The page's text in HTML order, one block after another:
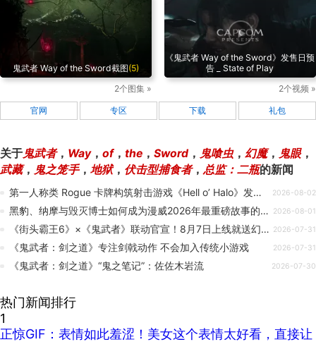
鬼武者 Way of the Sword截图(5)
2个图集 »
《鬼武者 Way of the Sword》发售日预
告 _ State of Play
2个视频 »
官网 专区 下载 礼包
关于鬼武者， Way， of， the ， Sword ， 鬼喰虫， 幻魔， 鬼眼，
武藏， 鬼之笼手， 地狱， 伏击型捕食者， 总监：二瓶的新闻
第一人称类 Rogue 卡牌构筑射击游戏《Hell o’ Halo》发售，Steam 免费开玩 2026-08-02
黑豹、纳摩与毁灭博士如何成为漫威2026年最重磅故事的核心 2026-08-01
《街头霸王6》×《鬼武者》联动官宣！8月7日上线就送幻魔装备 2026-07-31
《鬼武者：剑之道》专注剑戟动作 不会加入传统小游戏 2026-07-31
《鬼武者：剑之道》“鬼之笔记”：佐佐木岩流 2026-07-30
热门新闻排行
1
正惊GIF：表情如此羞涩！美女这个表情太好看，直接让